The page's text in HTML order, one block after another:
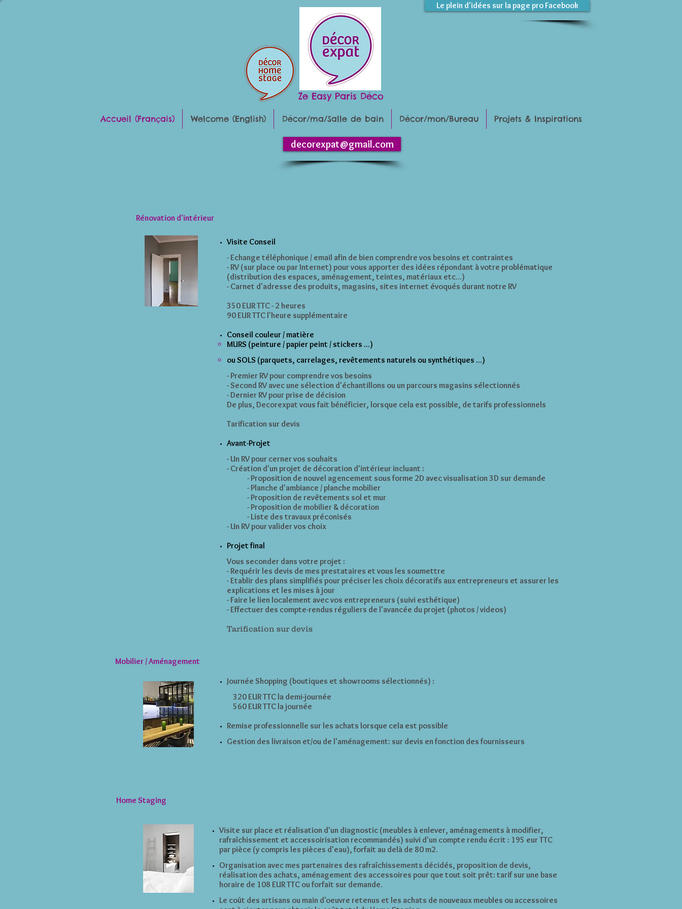
Ze Easy Paris Déco
Le plein d'idées sur la page pro Facebook
Accueil (Français) Welcome (English) Décor/ma/Salle de bain Décor/mon/Bureau Projets & Inspirations
decorexpat@gmail.com
Rénovation d'intérieur
Visite Conseil
- Echange téléphonique / email afin de bien comprendre vos besoins et contraintes
- RV (sur place ou par Internet) pour vous apporter des idées répondant à votre problématique
(distribution des espaces, aménagement, teintes, matériaux etc...)
- Carnet d'adresse des produits, magasins, sites internet évoqués durant notre RV
350 EUR TTC - 2 heures
90 EUR TTC l'heure supplémentaire
Conseil couleur / matière
MURS (peinture / papier peint / stickers ...)
ou SOLS (parquets, carrelages, revêtements naturels ou synthétiques ...)
- Premier RV pour comprendre vos besoins
- Second RV avec une sélection d'échantillons ou un parcours magasins sélectionnés
- Dernier RV pour prise de décision
De plus, Decorexpat vous fait bénéficier, lorsque cela est possible, de tarifs professionnels
Tarification sur devis
Avant-Projet
- ​Un RV pour cerner vos souhaits
- Création d'un projet de décoration d'intérieur incluant :​​​
- Proposition de nouvel agencement sous forme 2D avec visualisation 3D sur demande
- Planche d'ambiance / planche mobilier
- Proposition de revêtements sol et mur
- Proposition de mobilier & décoration
- Liste des travaux préconisés
- Un RV pour valider vos choix
Projet final
Vous seconder dans votre projet :
- Requérir les devis de mes prestataires et vous les soumettre
- Etablir des plans simplifiés pour préciser les choix décoratifs aux entrepreneurs et assurer les
explications et les mises à jour
- Faire le lien localement avec vos entrepreneurs (suivi esthétique)
- Effectuer des compte-rendus réguliers de l'avancée du projet (photos / videos)
Tarification sur devis
Mobilier /Aménagement
Journée Shopping (boutiques et showrooms sélectionnés) :
320 EUR TTC la demi-journée
560 EUR TTC la journée
​Remise professionnelle sur les achats lorsque cela est possible
Gestion des livraison et/ou de l'aménagement: sur devis enfonction des fournisseurs
Home Staging
Visite sur place et réalisation d'un diagnostic (meubles à enlever, aménagements à modifier,
rafraîchissement et accessoirisation recommandés) suivi d'un compte rendu écrit : 195 eur TTC
par pièce (y compris les pièces d'eau), forfait au delà de 80 m2.
Organisation avec mes partenaires des rafraîchissements décidés, proposition de devis,
réalisation des achats, aménagement des accessoires pour que tout soit prêt: tarif sur une base
horaire de 108 EUR TTC ou forfait sur demande.
Le coût des artisans ou main d'oeuvre retenus et les achats de nouveaux meubles ou accessoires